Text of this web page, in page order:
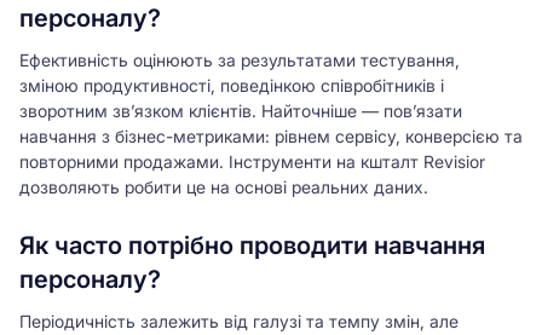
персоналу?
Ефективність оцінюють за результатами тестування,
зміною продуктивності, поведінкою співробітників і
зворотним зв’язком клієнтів. Найточніше — пов’язати
навчання з бізнес-метриками: рівнем сервісу, конверсією та
повторними продажами. Інструменти на кшталт Revisior
дозволяють робити це на основі реальних даних.
Як часто потрібно проводити навчання
персоналу?
Періодичність залежить від галузі та темпу змін, але